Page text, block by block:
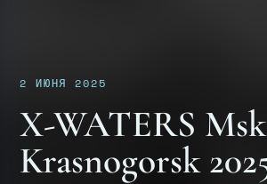
2 ИЮНЯ 2025
X-WATERS Msk
Krasnogorsk